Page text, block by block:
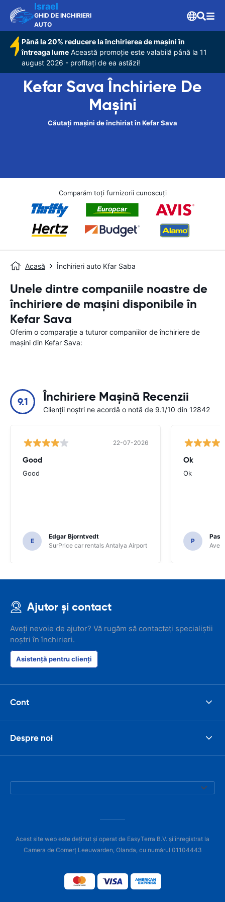
Israel
GHID DE INCHIRIERI
AUTO
Până la 20% reducere la închirierea de mașini în
întreaga lume Această promoție este valabilă până la 11
august 2026 - profitați de ea astăzi!
Kefar Sava Închiriere De
Maşini
Căutați mașini de închiriat în Kefar Sava
Comparăm toți furnizorii cunoscuți
Acasă Închirieri auto Kfar Saba
Unele dintre companiile noastre de
închiriere de mașini disponibile în
Kefar Sava
Oferim o comparație a tuturor companiilor de închiriere de
mașini din Kefar Sava:
9.1 Închiriere Mașină Recenzii
Clienții noștri ne acordă o notă de 9.1/10 din 12842
22-07-2026
Good
Good
E
Edgar Bjorntvedt
SurPrice car rentals Antalya Airport
Ok
Ok
P
Avec
Ajutor și contact
Aveți nevoie de ajutor? Vă rugăm să contactați specialiștii
noștri în închirieri.
Asistență pentru clienți
Cont
Despre noi
Acest site web este deținut și operat de EasyTerra B.V. și înregistrat la
Camera de Comerț Leeuwarden, Olanda, cu numărul 01104443